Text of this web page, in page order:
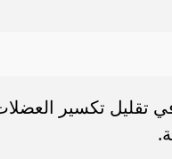
أوميغا-3 التي تساعد في تقليل